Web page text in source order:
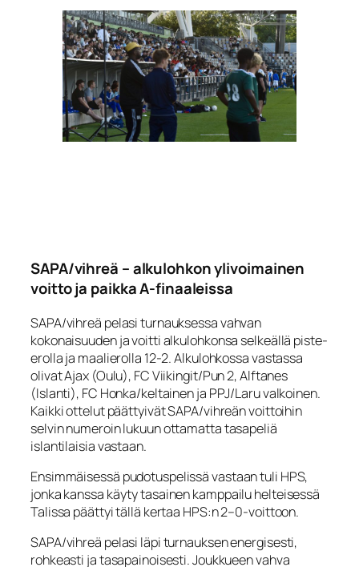
SAPA/vihreä – alkulohkon ylivoimainen
voitto ja paikka A‑finaaleissa
SAPA/vihreä pelasi turnauksessa vahvan
kokonaisuuden ja voitti alkulohkonsa selkeällä piste-
erolla ja maalierolla 12-2. Alkulohkossa vastassa
olivat Ajax (Oulu), FC Viikingit/Pun 2, Alftanes
(Islanti), FC Honka/keltainen ja PPJ/Laru valkoinen.
Kaikki ottelut päättyivät SAPA/vihreän voittoihin
selvin numeroin lukuun ottamatta tasapeliä
islantilaisia vastaan.
Ensimmäisessä pudotuspelissä vastaan tuli HPS,
jonka kanssa käyty tasainen kamppailu helteisessä
Talissa päättyi tällä kertaa HPS:n 2–0‑voittoon.
SAPA/vihreä pelasi läpi turnauksen energisesti,
rohkeasti ja tasapainoisesti. Joukkueen vahva